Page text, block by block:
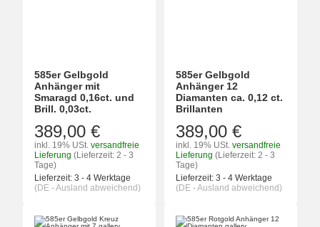
585er Gelbgold
Anhänger mit
Smaragd 0,16ct. und
Brill. 0,03ct.
389,00 €
inkl. 19% USt. versandfreie
Lieferung (Lieferzeit: 2 - 3
Tage)
Lieferzeit: 3 - 4 Werktage
(DE - Ausland abweichend)
585er Gelbgold
Anhänger 12
Diamanten ca. 0,12 ct.
Brillanten
389,00 €
inkl. 19% USt. versandfreie
Lieferung (Lieferzeit: 2 - 3
Tage)
Lieferzeit: 3 - 4 Werktage
(DE - Ausland abweichend)